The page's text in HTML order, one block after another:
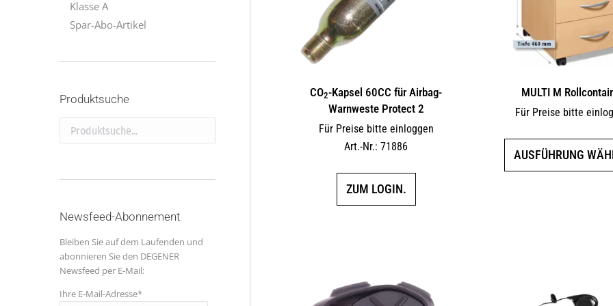
CO2-Kapsel 60CC für Airbag-
Warnweste Protect 2
Für Preise bitte einloggen
Art.-Nr.: 71886
ZUM LOGIN.
MULTI M
Für Preise bitte
AUSFÜHRUNG
Klasse A
Spar-Abo-Artikel
Produktsuche
Produktsuche...
Newsfeed-Abonnement
Bleiben Sie auf dem Laufenden und
abonnieren Sie den DEGENER
Newsfeed per E-Mail:
Ihre E-Mail-Adresse*